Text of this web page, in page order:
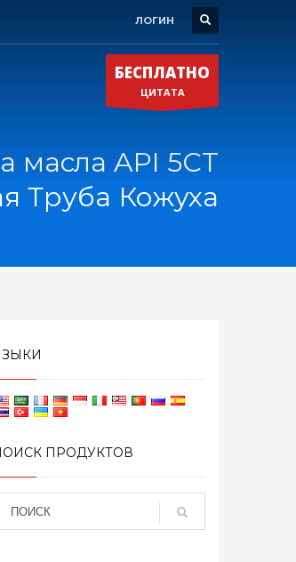
ЛОГИН
БЕСПЛАТНО
ЦИТАТА
масла API 5CT
Труба Кожуха
ПРОДУКТОВ